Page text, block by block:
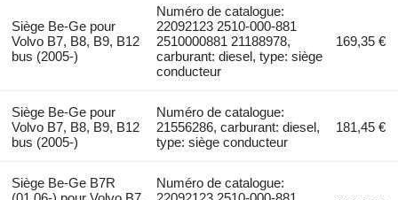
Siège Be-Ge pour
Volvo B7, B8, B9, B12
bus (2005-)
Numéro de catalogue:
22092123 2510-000-881
2510000881 21188978,
carburant: diesel, type: siège
conducteur
169,35 €
Siège Be-Ge pour
Volvo B7, B8, B9, B12
bus (2005-)
Numéro de catalogue:
21556286, carburant: diesel,
type: siège conducteur
181,45 €
Siège Be-Ge B7R
Numéro de catalogue: